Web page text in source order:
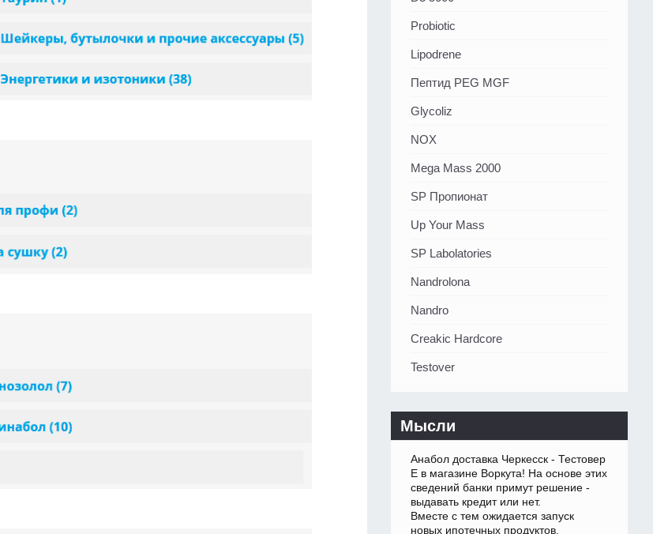
Probiotic
Lipodrene
Пептид PEG MGF
Glycoliz
NOX
Mega Mass 2000
SP Пропионат
Up Your Mass
SP Labolatories
Nandrolona
Nandro
Creakic Hardcore
Testover
Мысли
Анабол доставка Черкесск - Тестовер
Е в магазине Воркута! На основе этих
сведений банки примут решение -
выдавать кредит или нет.
Вместе с тем ожидается запуск
новых ипотечных продуктов.